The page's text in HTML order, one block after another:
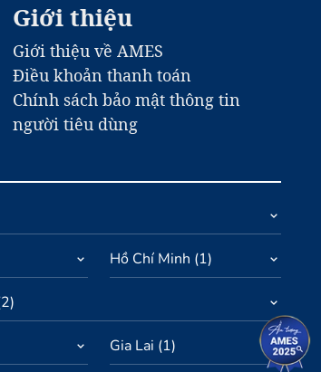
Giới thiệu
Giới thiệu về AMES
Điều khoản thanh toán
Chính sách bảo mật thông tin
người tiêu dùng
Hồ Chí Minh (1)
2)
Gia Lai (1)